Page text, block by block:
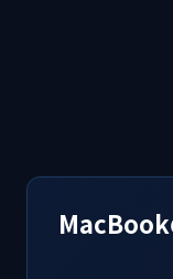
MacBook